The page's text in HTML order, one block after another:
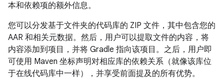
本和依赖项的额外信息。
您可以分发基于文件夹的代码库的 ZIP 文件，其中包含您的
AAR 和相关元数据。然后，用户可以提取文件的内容，将
内容添加到项目，并将 Gradle 指向该项目。之后，用户即
可使用 Maven 坐标声明对相应库的依赖关系（就像该库位
于在线代码库中一样），并享受前面提及的所有优势。